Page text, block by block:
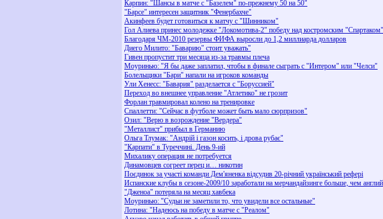
Карпин: "Шансы в матче с "Базелем" по-прежнему 50 на 50"
"Барсе" интересен защитник "Фенербахче"
Акинфеев будет готовиться к матчу с "Шинником"
Гол Алиева принес молодежке "Локомотива-2" победу над костромским "Спартаком"
Благодаря ЧМ-2010 резервы ФИФА выросли до 1,2 миллиарда долларов
Диего Милито: "Баварию" стоит уважать"
Гивен пропустит три месяца из-за травмы плеча
Моуринью: "Я бы даже заплатил, чтобы в финале сыграть с "Интером" или "Челси"
Болельщики "Бари" напали на игроков команды
Ули Хенесс: "Бавария" разделается с "Боруссией"
Переход во внешнее управление "Атлетико" не грозит
Форлан травмировал колено на тренировке
Спаллетти: "Сейчас в футболе может быть мало сюрпризов"
Озил: "Верю в возрождение "Вердера"
"Металлист" прибыл в Германию
Ольга Тлумак: "Андрій і газон косить, і дрова рубає"
"Карпати" в Туреччині. День 9-ий
Михалику операция не потребуется
Динамовцев согреет перец и… никотин
Поєдинок за участі команди Дем'яненка відсудив 20-річний український рефері
Испанские клубы в сезоне-2009/10 заработали на мерчандайзинге больше, чем
"Дженоа" потеряла на месяц хавбека
Моуринью: "Судьи не заметили то, что увидели все остальные"
Лотина: "Надеюсь на победу в матче с "Реалом"